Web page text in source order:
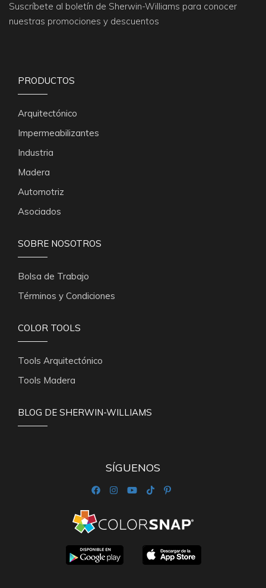
Suscríbete al boletín de Sherwin-Williams para conocer
nuestras promociones y descuentos
PRODUCTOS
Arquitectónico
Impermeabilizantes
Industria
Madera
Automotriz
Asociados
SOBRE NOSOTROS
Bolsa de Trabajo
Términos y Condiciones
COLOR TOOLS
Tools Arquitectónico
Tools Madera
BLOG DE SHERWIN-WILLIAMS
SÍGUENOS